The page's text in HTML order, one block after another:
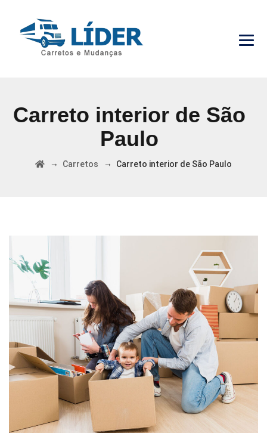
Carreto interior de São
Paulo
→ Carretos → Carreto interior de São Paulo